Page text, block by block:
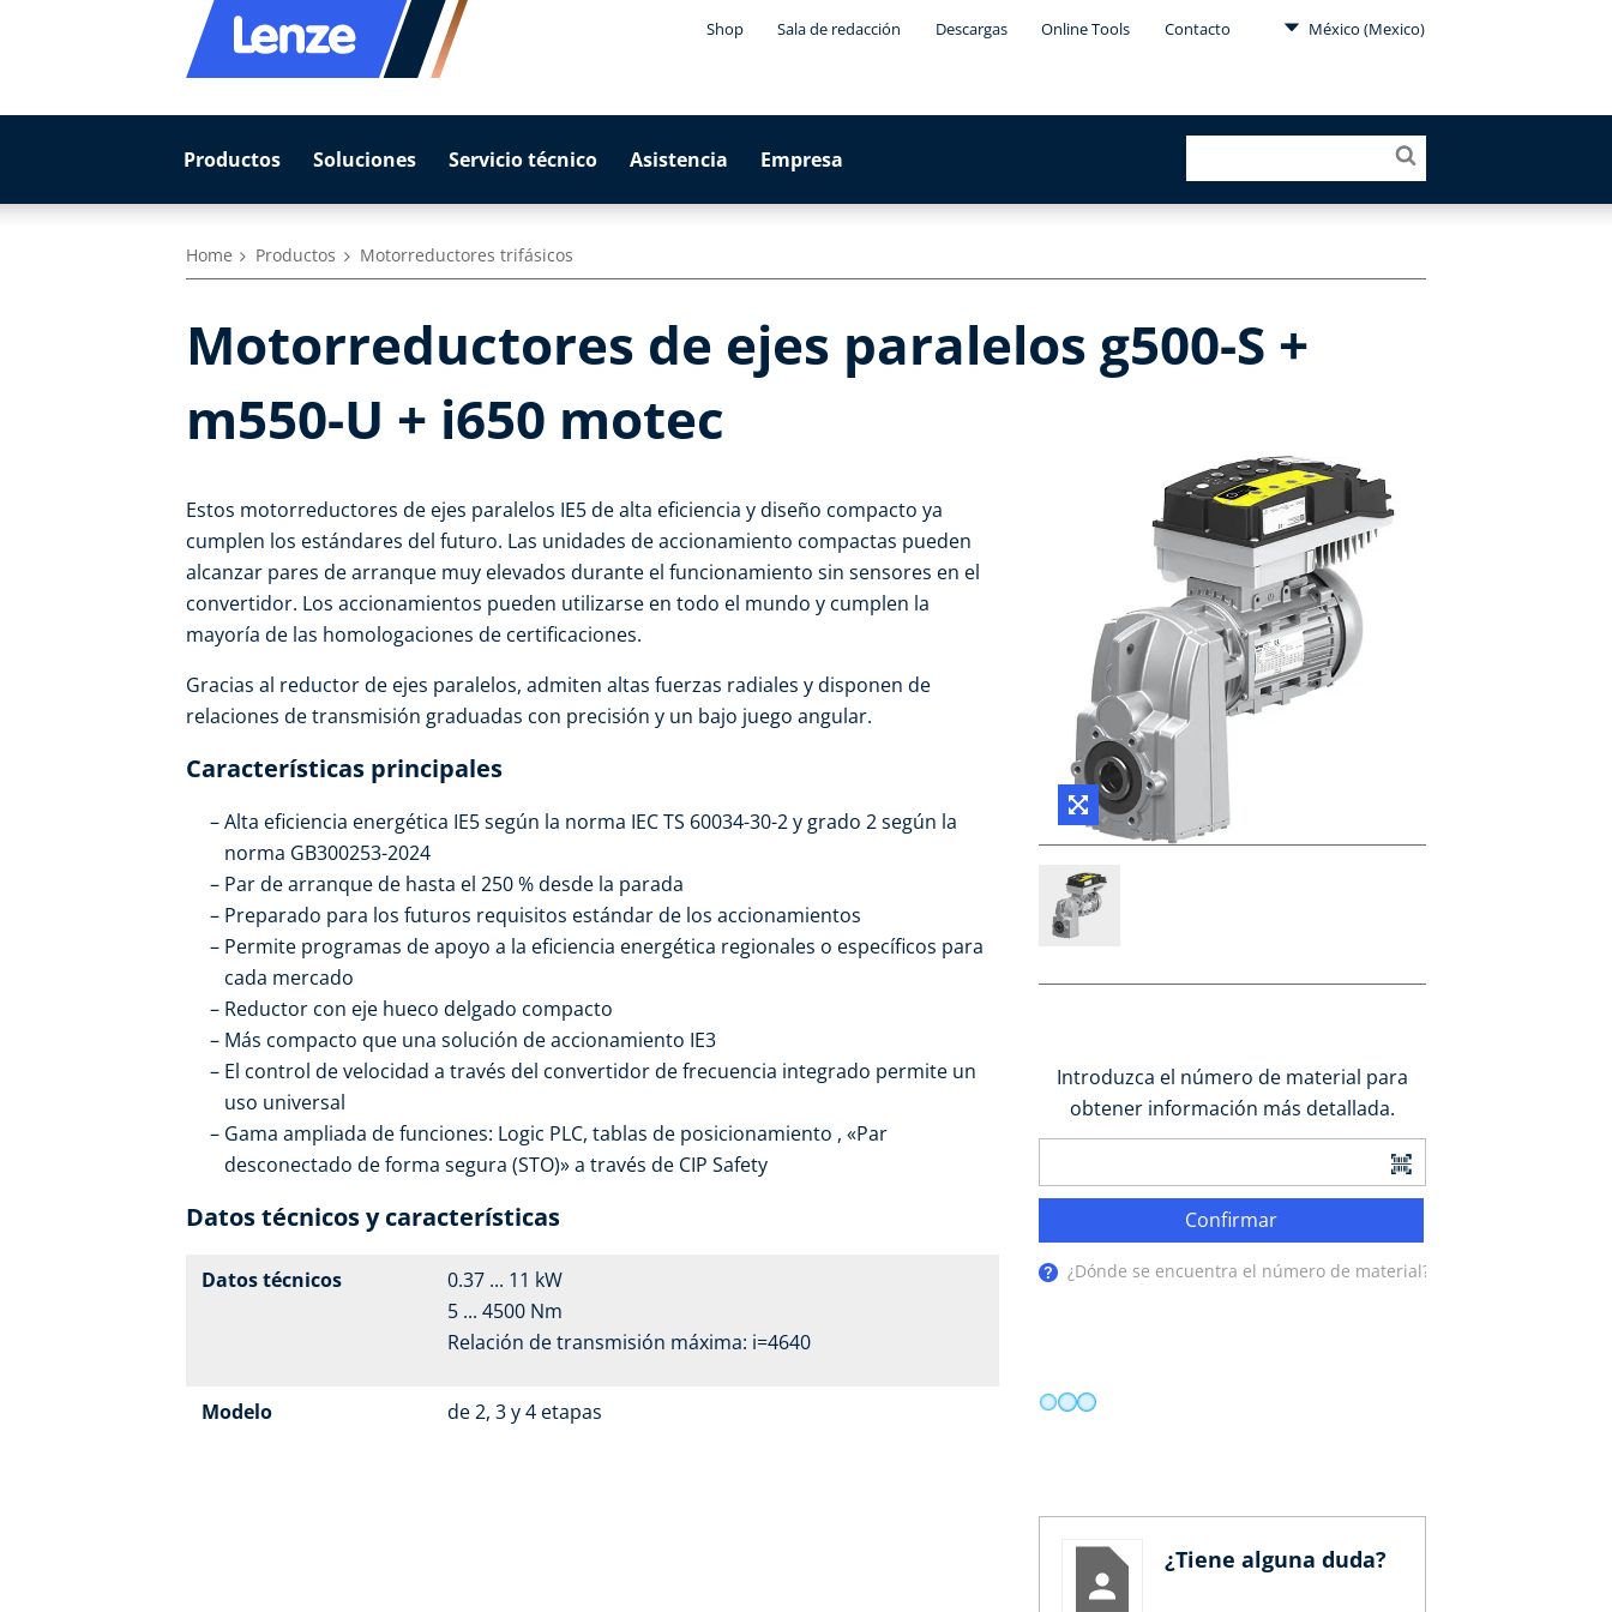
Shop Sala de redacción Descargas Online Tools Contacto México (Mexico)
Productos Soluciones Servicio técnico Asistencia Empresa
Home Productos Motorreductores trifásicos
Motorreductores de ejes paralelos g500-S +
m550-U + i650 motec
Estos motorreductores de ejes paralelos IE5 de alta eficiencia y diseño compacto ya
cumplen los estándares del futuro. Las unidades de accionamiento compactas pueden
alcanzar pares de arranque muy elevados durante el funcionamiento sin sensores en el
convertidor. Los accionamientos pueden utilizarse en todo el mundo y cumplen la
mayoría de las homologaciones de certificaciones.
Gracias al reductor de ejes paralelos, admiten altas fuerzas radiales y disponen de
relaciones de transmisión graduadas con precisión y un bajo juego angular.
Características principales
Alta eficiencia energética IE5 según la norma IEC TS 60034-30-2 y grado 2 según la
norma GB300253-2024
Par de arranque de hasta el 250 % desde la parada
Preparado para los futuros requisitos estándar de los accionamientos
Permite programas de apoyo a la eficiencia energética regionales o específicos para
cada mercado
Reductor con eje hueco delgado compacto
Más compacto que una solución de accionamiento IE3
El control de velocidad a través del convertidor de frecuencia integrado permite un
uso universal
Gama ampliada de funciones: Logic PLC, tablas de posicionamiento , «Par
desconectado de forma segura (STO)» a través de CIP Safety
Datos técnicos y características
Datos técnicos
0.37 ... 11 kW
5 ... 4500 Nm
Relación de transmisión máxima: i=4640
Modelo de 2, 3 y 4 etapas
Introduzca el número de material para
obtener información más detallada.
Confirmar
¿Dónde se encuentra el número de material?
¿Tiene alguna duda?